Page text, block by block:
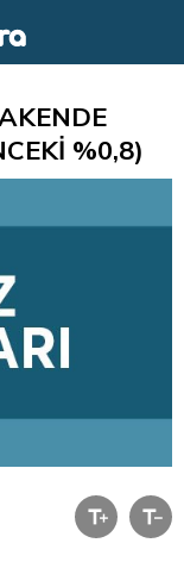
%0,8)